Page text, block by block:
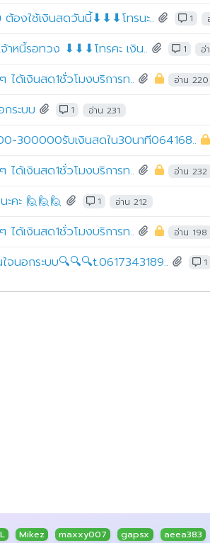
องใช้เงินสดวันนี้⬇⬇⬇โทรนะ.. 1
าหนี้รอทวง ⬇⬇⬇โทรคะ เงิน.. 1 อ่
ได้เงินสด1ชั่วโมงบริการท.. อ่าน 220
ระบบ 1 อ่าน 231
300000รับเงินสดใน30นาที064168..
ได้เงินสด1ชั่วโมงบริการท.. อ่าน 232
ะคะ 🙋🙋🙋 1 อ่าน 212
ได้เงินสด1ชั่วโมงบริการท.. อ่าน 198
นอกระบบ🔍🔍🔍t.0617343189.. 1
Mikez maxxy007 gapsx aeea383